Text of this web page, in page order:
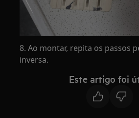
8. Ao montar, repita os passos
inversa.
Este artigo foi